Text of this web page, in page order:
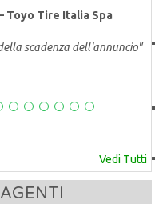
Toyo Tire Italia Spa
scadenza dell'annuncio"
Vedi Tutti